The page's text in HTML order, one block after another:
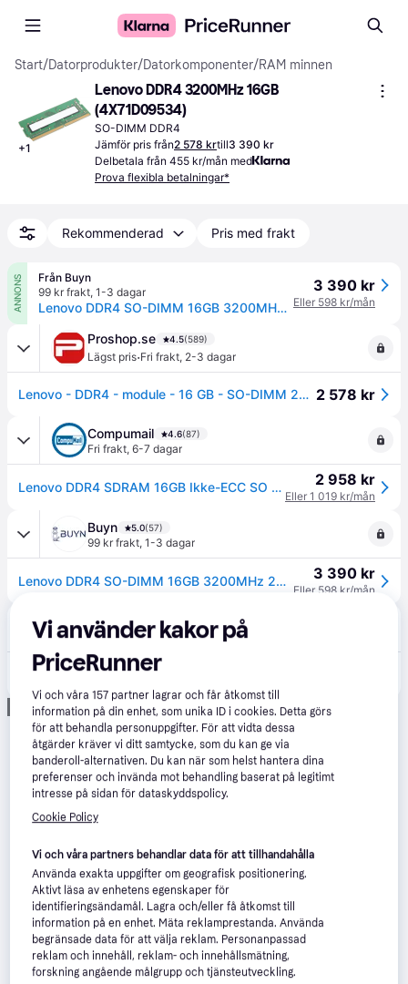
Start/Datorprodukter/Datorkomponenter/RAM minnen
+1
Lenovo DDR4 3200MHz 16GB
(4X71D09534)
SO-DIMM DDR4
Jämför pris från2 578 krtill3 390 kr
Delbetala från 455 kr/mån med
Prova flexibla betalningar*
Rekommenderad Pris med frakt
ANNONS
Från Buyn
99 kr frakt, 1-3 dagar
Lenovo DDR4 SO-DIMM 16GB 3200MHz 22CL
3 390 kr
Eller 598 kr/mån
Proshop.se 4.5(589)
Lägst pris·Fri frakt, 2-3 dagar
Lenovo - DDR4 - module - 16 GB - SO-DIMM 260-pin - 3200 MHz / PC4-25600 - unbuffered 2 578 kr
Compumail 4.6(87)
Fri frakt, 6-7 dagar
Lenovo DDR4 SDRAM 16GB Ikke-ECC SO DIMM 260-PIN --> I externt lager, forväntat leveransdatum hos dig 13-08-2026 2 958 kr
Eller 1 019 kr/mån
Buyn 5.0(57)
99 kr frakt, 1-3 dagar
Lenovo DDR4 SO-DIMM 16GB 3200MHz 22CL 3 390 kr
Eller 598 kr/mån
CS MEGASTORE
Lägst pris·Fri frakt,2-4 dagar
Annons
Vi använder kakor på
PriceRunner
Vi och våra157 partner lagrar och får åtkomst till
information på din enhet, som unika ID i cookies. Detta görs
för att behandla personuppgifter. För att vidta dessa
åtgärder kräver vi ditt samtycke, som du kan ge via
banderoll-alternativen. Du kan när som helst hantera dina
preferenser och invända mot behandling baserat på legitimt
intresse på sidan för dataskyddspolicy.
Cookie Policy
Vi och våra partners behandlar data för att tillhandahålla
Använda exakta uppgifter om geografisk positionering.
Aktivt läsa av enhetens egenskaper för
identifieringsändamål. Lagra och/eller få åtkomst till
information på en enhet. Mäta reklamprestanda. Använda
begränsade data för att välja reklam. Personanpassad
reklam och innehåll, reklam- och innehållsmätning,
forskning angående målgrupp och tjänsteutveckling.